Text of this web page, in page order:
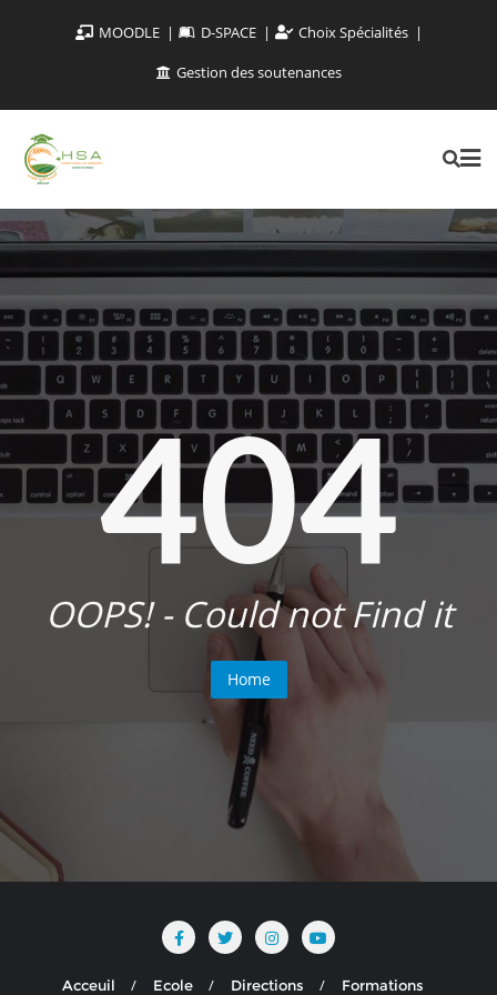
MOODLE D-SPACE
Choix Spécialités
Gestion des soutenances
404
OOPS! - Could not Find it
Home
Acceuil Ecole Directions Formations